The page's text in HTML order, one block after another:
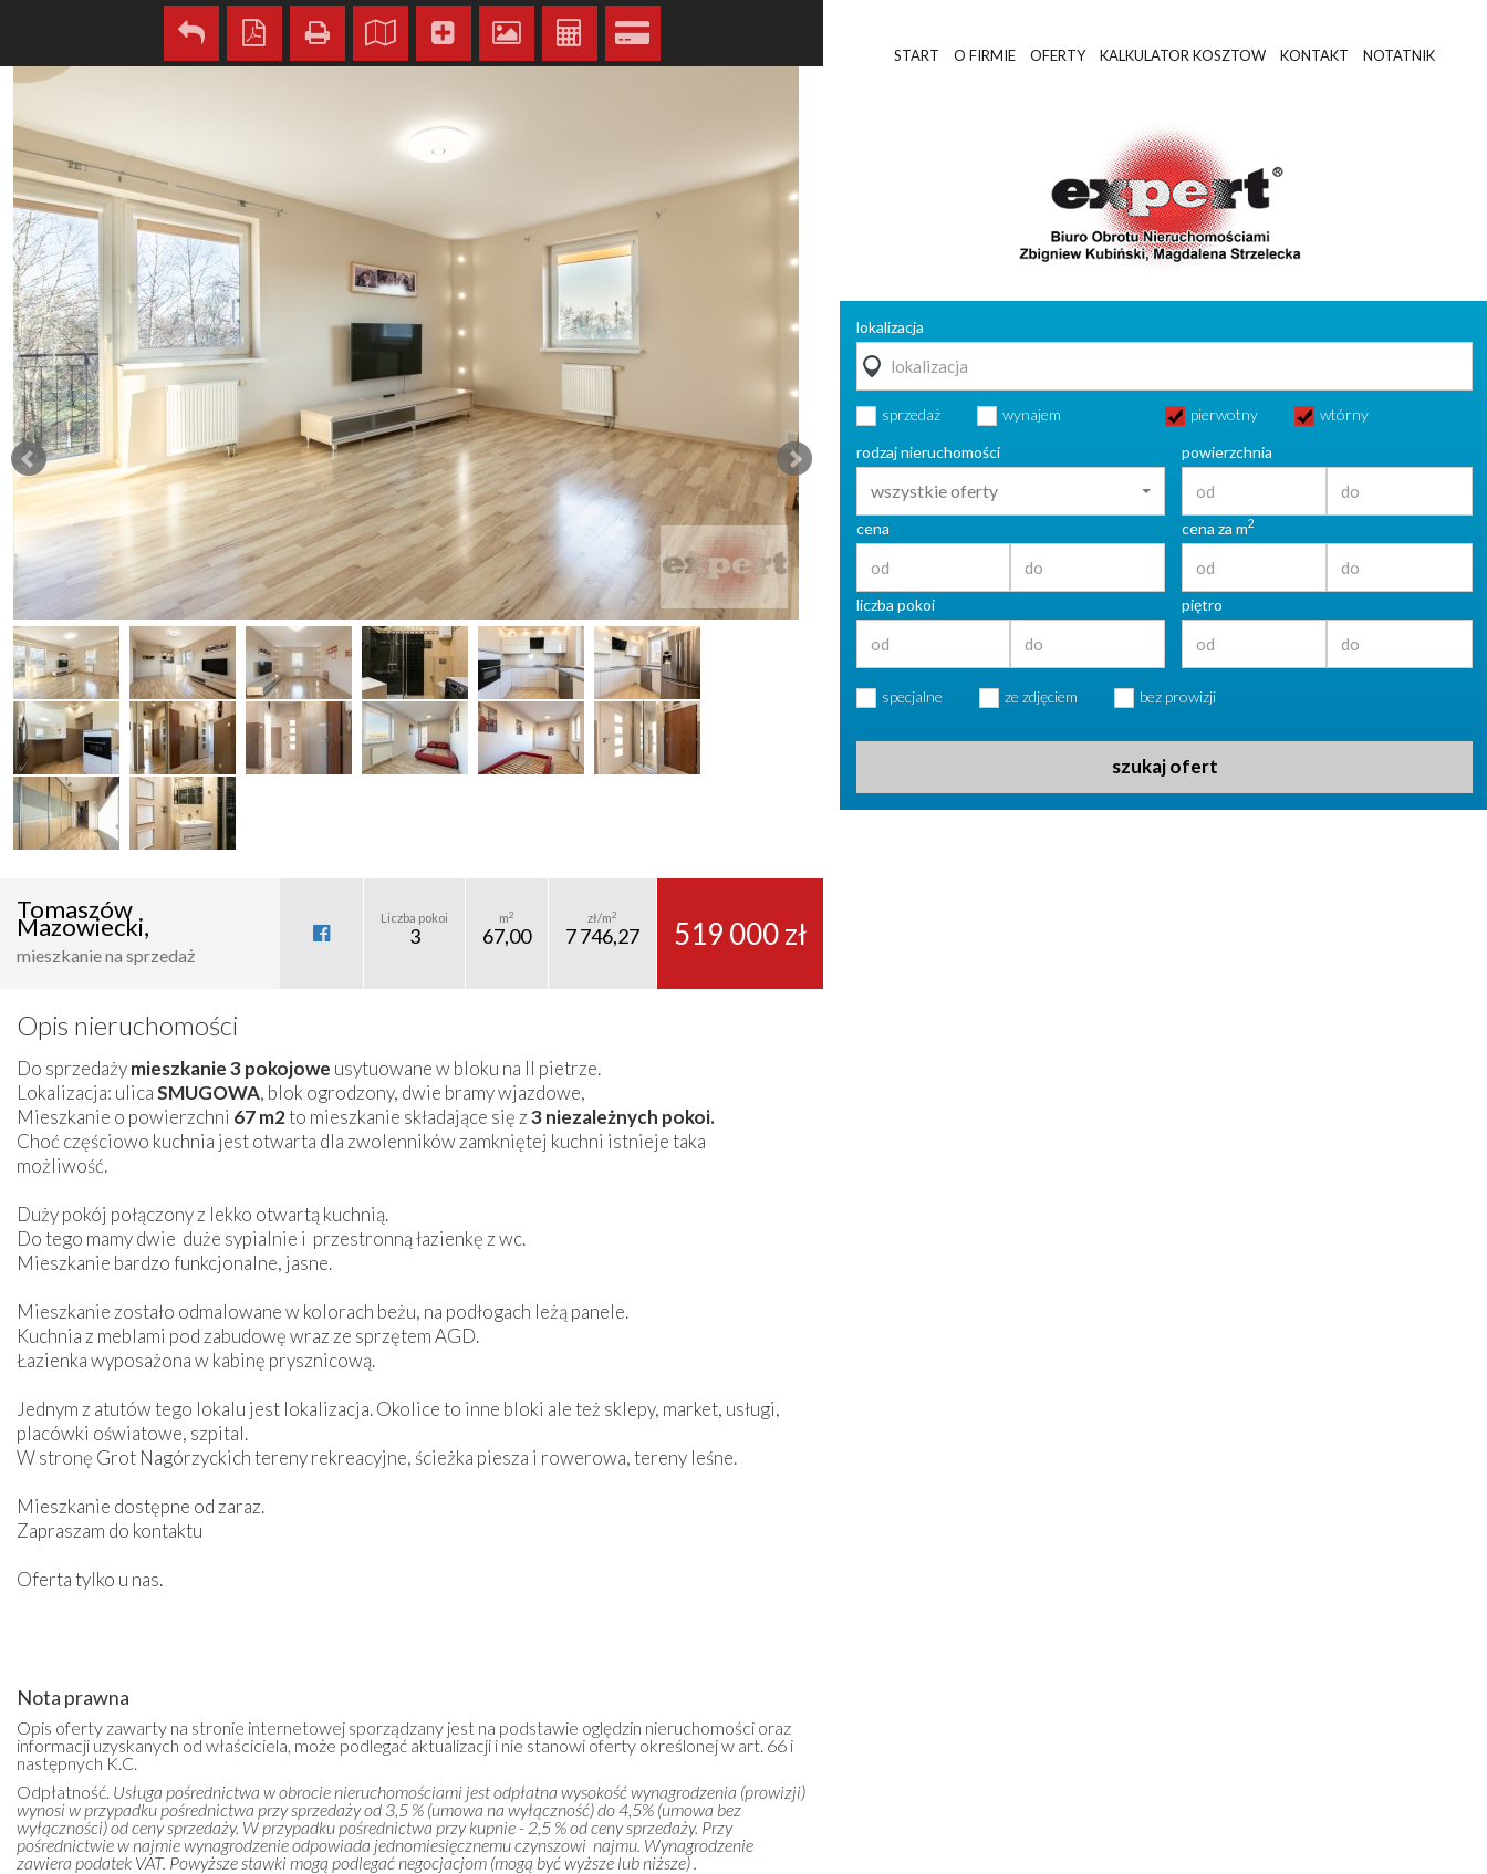
Tomaszów
Mazowiecki,
mieszkanie na sprzedaż
Liczba pokoi
3
m2
67,00
zł/m2
7 746,27 519 000 zł
Opis nieruchomości
Do sprzedażymieszkanie 3 pokojowe usytuowane w bloku na II pietrze.
Lokalizacja: ulicaSMUGOWA, blok ogrodzony, dwie bramy wjazdowe,
Mieszkanie o powierzchni 67 m2to mieszkanie składające się z3 niezależnych pokoi.
Choć częściowo kuchnia jest otwarta dla zwolenników zamkniętej kuchni istnieje taka
możliwość.
Duży pokój połączony z lekko otwartą kuchnią.
Do tego mamy dwie duże sypialnie i przestronną łazienkę z wc.
Mieszkanie bardzo funkcjonalne, jasne.
Mieszkanie zostało odmalowane w kolorach beżu, na podłogach leżą panele.
Kuchnia z meblami pod zabudowę wraz ze sprzętem AGD.
Łazienka wyposażona w kabinę prysznicową.
Jednym z atutów tego lokalu jest lokalizacja. Okolice to inne bloki ale też sklepy, market, usługi,
placówki oświatowe, szpital.
W stronę Grot Nagórzyckich tereny rekreacyjne, ścieżka piesza i rowerowa, tereny leśne.
Mieszkanie dostępne od zaraz.
Zapraszam do kontaktu
Oferta tylko u nas.
Nota prawna
Opis oferty zawarty na stronie internetowej sporządzany jest na podstawie oględzin nieruchomości oraz
informacji uzyskanych od właściciela, może podlegać aktualizacji i nie stanowi oferty określonej w art. 66 i
następnych K.C.
Odpłatność. Usługa pośrednictwa w obrocie nieruchomościami jest odpłatna wysokość wynagrodzenia (prowizji)
wynosi w przypadku pośrednictwa przy sprzedaży od 3,5 % (umowa na wyłączność) do 4,5% (umowa bez
wyłączności) od ceny sprzedaży. W przypadku pośrednictwa przy kupnie - 2,5 % od ceny sprzedaży. Przy
pośrednictwie w najmie wynagrodzenie odpowiada jednomiesięcznemu czynszowi najmu. Wynagrodzenie
zawiera podatek VAT. Powyższe stawki mogą podlegać negocjacjom (mogą być wyższe lub niższe) .
START O FIRMIE OFERTY KALKULATOR KOSZTOW KONTAKT NOTATNIK
lokalizacja
sprzedaż wynajem pierwotny
wtórny
rodzaj nieruchomości
wszystkie oferty
powierzchnia
cena cena za m2
liczba pokoi piętro
specjalne ze zdjęciem bez prowizji
szukaj ofert